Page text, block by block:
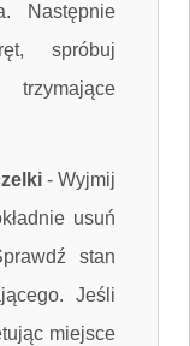
Następnie
spróbuj
trzymające
-Wyjmij
usuń
stan
Jeśli
miejsce